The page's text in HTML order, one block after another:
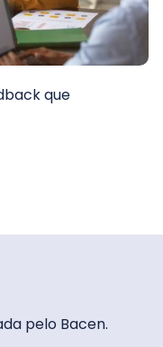
que
pelo Bacen.